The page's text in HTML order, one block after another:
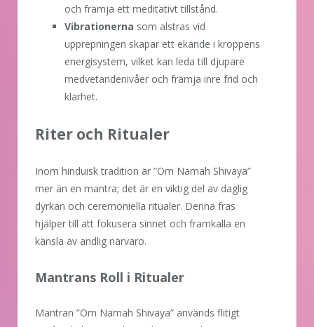
och främja ett meditativt tillstånd.
Vibrationerna som alstras vid
upprepningen skapar ett ekande i kroppens
energisystem, vilket kan leda till djupare
medvetandenivåer och främja inre frid och
klarhet.
Riter och Ritualer
Inom hinduisk tradition är ”Om Namah Shivaya”
mer än en mantra; det är en viktig del av daglig
dyrkan och ceremoniella ritualer. Denna fras
hjälper till att fokusera sinnet och framkalla en
känsla av andlig närvaro.
Mantrans Roll i Ritualer
Mantran ”Om Namah Shivaya” används flitigt